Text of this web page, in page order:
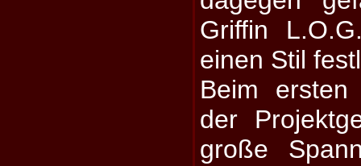
Griffin
einen Stil
Beim ersten
der
große